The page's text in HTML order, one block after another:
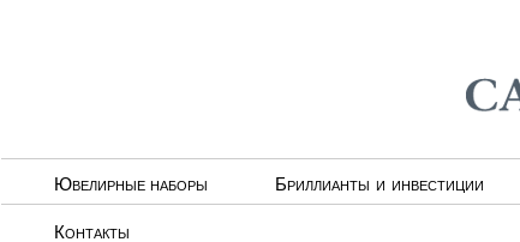
Ювелирные наборы Бриллианты и инвестиции
Контакты